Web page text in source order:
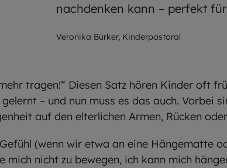
nachdenken kann – perfekt
Veronika Bürker, Kinderpastoral
tragen!“ Diesen Satz hören Kinder oft
– und nun muss es das auch. Vorbei
auf den elterlichen Armen, Rücken
(wenn wir etwa an eine Hängematte
nicht zu bewegen, ich kann mich